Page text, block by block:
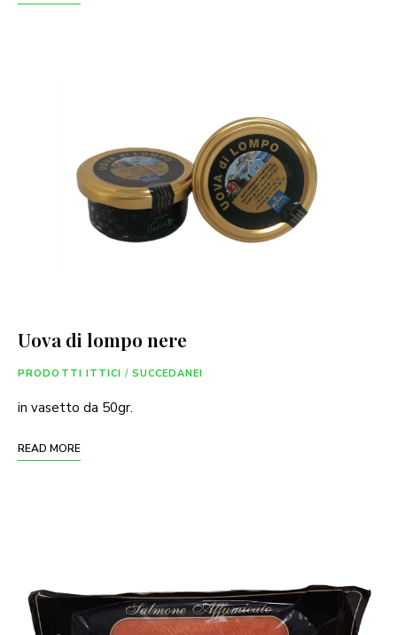
Uova di lompo nere
PRODOTTI ITTICI / SUCCEDANEI
in vasetto da 50gr.
READ MORE